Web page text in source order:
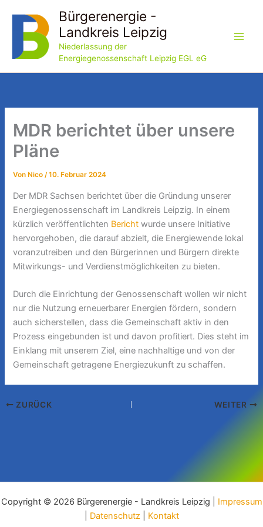
springen
Bürgerenergie -
Landkreis Leipzig
Niederlassung der
Energiegenossenschaft Leipzig EGL eG
MDR berichtet über unsere
Pläne
Von Nico/10. Februar 2024
Der MDR Sachsen berichtet über die Gründung unserer
Energiegenossenschaft im Landkreis Leipzig. In einem
kürzlich veröffentlichten Bericht wurde unsere Initiative
hervorgehoben, die darauf abzielt, die Energiewende lokal
voranzutreiben und den Bürgerinnen und Bürgern direkte
Mitwirkungs- und Verdienstmöglichkeiten zu bieten.
Durch die Einrichtung der Genossenschaft wollen wir nicht
nur die Nutzung erneuerbarer Energien fördern, sondern
auch sicherstellen, dass die Gemeinschaft aktiv in den
Prozess eingebunden ist und davon profitiert. Dies steht im
Einklang mit unserem Ziel, eine nachhaltige und von der
Gemeinschaft getragene Energiezukunft zu schaffen.
ZURÜCK WEITER
Copyright © 2026 Bürgerenergie - Landkreis Leipzig | Impressum
Datenschutz| Kontakt